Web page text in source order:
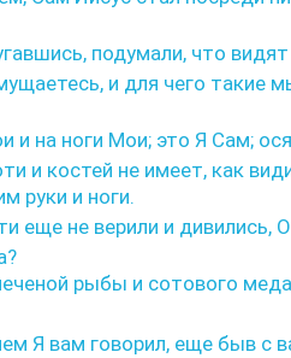
подумали, что видят
и для чего такие
и на ноги Мои; это Я Сам;
и костей не имеет, как
руки и ноги.
еще не верили и дивились,
рыбы и сотового
Я вам говорил, еще быв с